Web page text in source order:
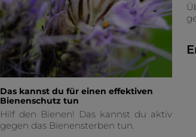
Das kannst du für einen effektiven
Bienenschutz tun
Hilf den Bienen! Das kannst du aktiv
gegen das Bienensterben tun.